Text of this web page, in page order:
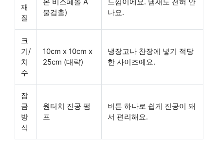
재
질
불검출)
나요.
크
기/
치
수
10cm x 10cm x
25cm (대략)
냉장고나 찬장에 넣기 적당
한 사이즈예요.
잠
금
방
식
원터치 진공 펌
프
버튼 하나로 쉽게 진공이 돼
서 편리해요.